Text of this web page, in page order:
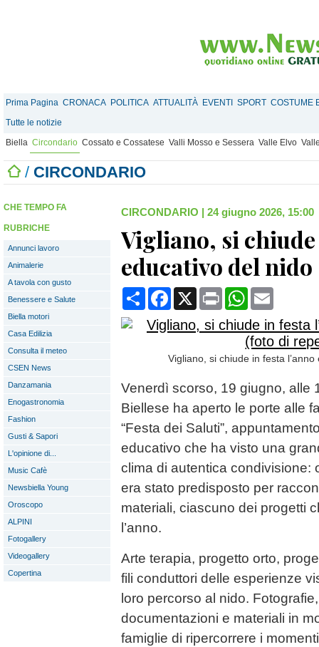
Prima Pagina CRONACA POLITICA ATTUALITÀ EVENTI SPORT COSTUME
Tutte le notizie
Biella Circondario Cossato e Cossatese Valli Mosso e Sessera Valle Elvo
/ CIRCONDARIO
CHE TEMPO FA
RUBRICHE
Annunci lavoro
Animalerie
A tavola con gusto
Benessere e Salute
Biella motori
Casa Edilizia
Consulta il meteo
CSEN News
Danzamania
Enogastronomia
Fashion
Gusti & Sapori
L'opinione di...
Music Cafè
Newsbiella Young
Oroscopo
ALPINI
Fotogallery
Videogallery
Copertina
CIRCONDARIO | 24 giugno 2026, 15:00
Vigliano, si chiude
educativo del nido
CondividiFacebook
X Print WhatsApp
Vigliano, si chiude in festa
Venerdì scorso, 19 giugno, alle
Biellese ha aperto le porte alle
“Festa dei Saluti”,
educativo che ha visto una
clima di autentica condivisione:
era stato predisposto per
materiali, ciascuno dei progetti
l’anno.
Arte terapia, progetto orto,
fili conduttori delle esperienze
loro percorso al nido.
documentazioni e materiali in
famiglie di ripercorrere i